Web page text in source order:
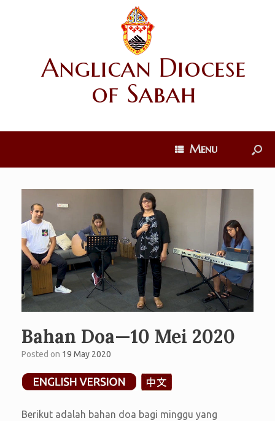
Anglican Diocese
of Sabah
Menu
Bahan Doa—10 Mei 2020
Posted on 19 May 2020
Berikut adalah bahan doa bagi minggu yang